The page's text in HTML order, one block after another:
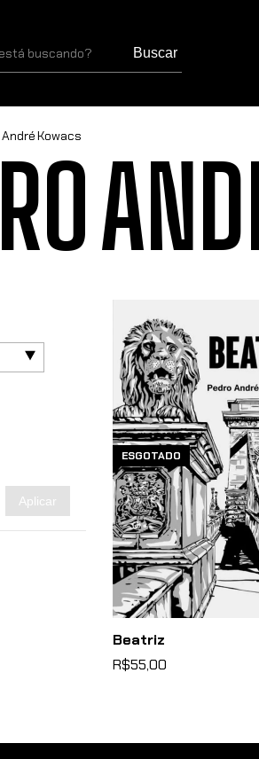
Buscar
Kowacs
Aplicar
ESGOTADO
Beatriz
R$55,00